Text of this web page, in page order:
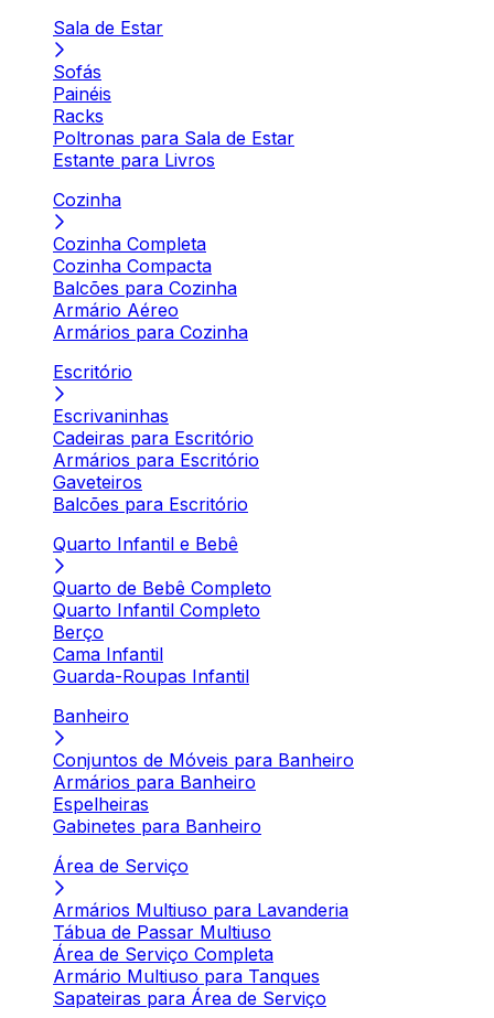
Sala de Estar
Sofás
Painéis
Racks
Poltronas para Sala de Estar
Estante para Livros
Cozinha
Cozinha Completa
Cozinha Compacta
Balcões para Cozinha
Armário Aéreo
Armários para Cozinha
Escritório
Escrivaninhas
Cadeiras para Escritório
Armários para Escritório
Gaveteiros
Balcões para Escritório
Quarto Infantil e Bebê
Quarto de Bebê Completo
Quarto Infantil Completo
Berço
Cama Infantil
Guarda-Roupas Infantil
Banheiro
Conjuntos de Móveis para Banheiro
Armários para Banheiro
Espelheiras
Gabinetes para Banheiro
Área de Serviço
Armários Multiuso para Lavanderia
Tábua de Passar Multiuso
Área de Serviço Completa
Armário Multiuso para Tanques
Sapateiras para Área de Serviço